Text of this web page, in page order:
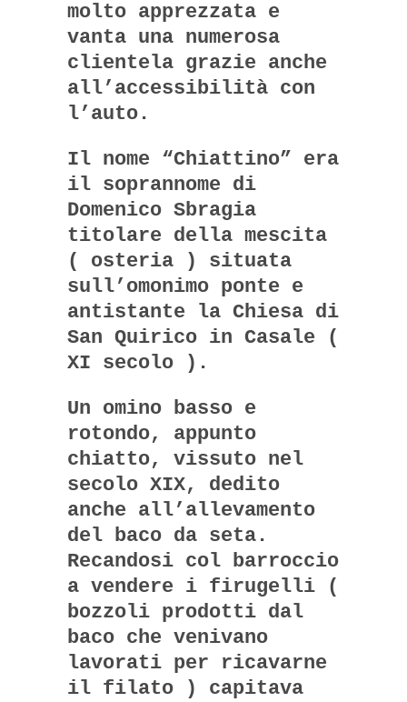
molto apprezzata e
vanta una numerosa
clientela grazie anche
all’accessibilità con
l’auto.
Il nome “Chiattino” era
il soprannome di
Domenico Sbragia
titolare della mescita
( osteria ) situata
sull’omonimo ponte e
antistante la Chiesa di
San Quirico in Casale (
XI secolo ).
Un omino basso e
rotondo, appunto
chiatto, vissuto nel
secolo XIX, dedito
anche all’allevamento
del baco da seta.
Recandosi col barroccio
a vendere i firugelli (
bozzoli prodotti dal
baco che venivano
lavorati per ricavarne
il filato ) capitava